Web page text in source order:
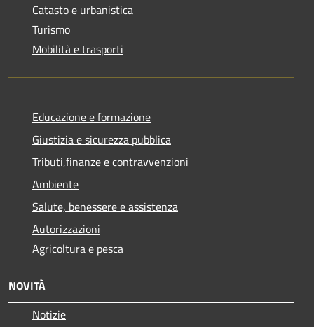
Catasto e urbanistica
Turismo
Mobilità e trasporti
Educazione e formazione
Giustizia e sicurezza pubblica
Tributi,finanze e contravvenzioni
Ambiente
Salute, benessere e assistenza
Autorizzazioni
Agricoltura e pesca
NOVITÀ
Notizie